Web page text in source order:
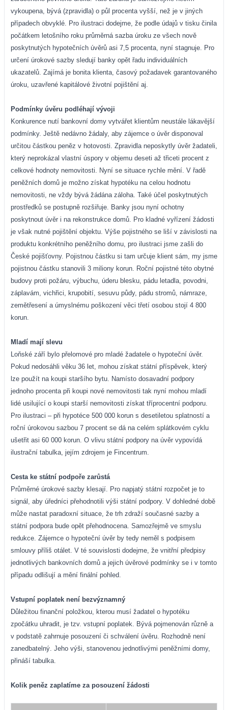
vykoupena, bývá (zpravidla) o půl procenta vyšší, než je v jiných
případech obvyklé. Pro ilustraci dodejme, že podle údajů v tisku činila
počátkem letošního roku průměrná sazba úroku ze všech nově
poskytnutých hypotečních úvěrů asi 7,5 procenta, nyní stagnuje. Pro
určení úrokové sazby sledují banky opět řadu individuálních
ukazatelů. Zajímá je bonita klienta, časový požadavek garantovaného
úroku, uzavřené kapitálové životní pojištění aj.
Podmínky úvěru podléhají vývoji
Konkurence nutí bankovní domy vytvářet klientům neustále lákavější
podmínky. Ještě nedávno žádaly, aby zájemce o úvěr disponoval
určitou částkou peněz v hotovosti. Zpravidla neposkytly úvěr žadateli,
který neprokázal vlastní úspory v objemu deseti až třiceti procent z
celkové hodnoty nemovitosti. Nyní se situace rychle mění. V řadě
peněžních domů je možno získat hypotéku na celou hodnotu
nemovitosti, ne vždy bývá žádána záloha. Také účel poskytnutých
prostředků se postupně rozšiřuje. Banky jsou nyní ochotny
poskytnout úvěr i na rekonstrukce domů. Pro kladné vyřízení žádosti
je však nutné pojištění objektu. Výše pojistného se liší v závislosti na
produktu konkrétního peněžního domu, pro ilustraci jsme zašli do
České pojišťovny. Pojistnou částku si tam určuje klient sám, my jsme
pojistnou částku stanovili 3 miliony korun. Roční pojistné této obytné
budovy proti požáru, výbuchu, úderu blesku, pádu letadla, povodni,
záplavám, vichřici, krupobití, sesuvu půdy, pádu stromů, námraze,
zemětřesení a úmyslnému poškození věci třetí osobou stojí 4 800
korun.
Mladí mají slevu
Loňské září bylo přelomové pro mladé žadatele o hypoteční úvěr.
Pokud nedosáhli věku 36 let, mohou získat státní příspěvek, který
lze použít na koupi staršího bytu. Namísto dosavadní podpory
jednoho procenta při koupi nové nemovitosti tak nyní mohou mladí
lidé usilující o koupi starší nemovitosti získat tříprocentní podporu.
Pro ilustraci – při hypotéce 500 000 korun s desetiletou splatností a
roční úrokovou sazbou 7 procent se dá na celém splátkovém cyklu
ušetřit asi 60 000 korun. O vlivu státní podpory na úvěr vypovídá
ilustrační tabulka, jejím zdrojem je Fincentrum.
Cesta ke státní podpoře zarůstá
Průměrné úrokové sazby klesají. Pro napjatý státní rozpočet je to
signál, aby úředníci přehodnotili výši státní podpory. V dohledné době
může nastat paradoxní situace, že trh zdraží současné sazby a
státní podpora bude opět přehodnocena. Samozřejmě ve smyslu
redukce. Zájemce o hypoteční úvěr by tedy neměl s podpisem
smlouvy příliš otálet. V té souvislosti dodejme, že vnitřní předpisy
jednotlivých bankovních domů a jejich úvěrové podmínky se i v tomto
případu odlišují a mění finální pohled.
Vstupní poplatek není bezvýznamný
Důležitou finanční položkou, kterou musí žadatel o hypotéku
zpočátku uhradit, je tzv. vstupní poplatek. Bývá pojmenován různě a
v podstatě zahrnuje posouzení či schválení úvěru. Rozhodně není
zanedbatelný. Jeho výši, stanovenou jednotlivými peněžními domy,
přináší tabulka.
Kolik peněz zaplatíme za posouzení žádosti